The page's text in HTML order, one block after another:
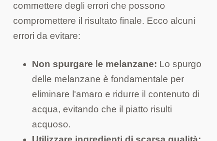
commettere degli errori che possono
compromettere il risultato finale. Ecco alcuni
errori da evitare:
Non spurgare le melanzane: Lo spurgo
delle melanzane è fondamentale per
eliminare l'amaro e ridurre il contenuto di
acqua, evitando che il piatto risulti
acquoso.